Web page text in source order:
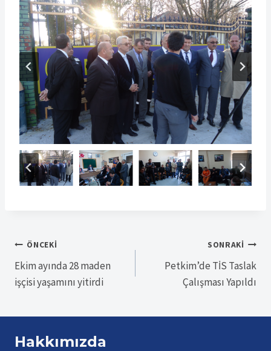
Yazı
gezinmesi
ÖNCEKI
Ekim ayında 28 maden
işçisi yaşamını yitirdi
SONRAKI
Petkim’de TİS Taslak
Çalışması Yapıldı
Hakkımızda